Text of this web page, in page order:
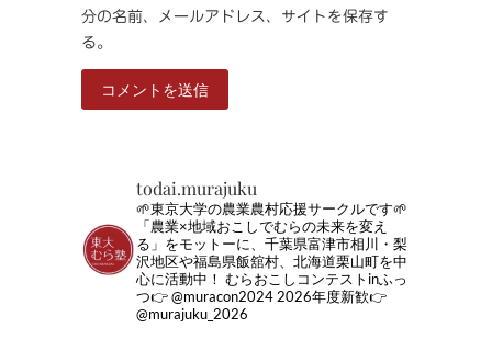
分の名前、メールアドレス、サイトを保存す
る。
todai.murajuku
🌱東京大学の農業農村応援サークルです🌱
「農業×地域おこしでむらの未来を変え
る」をモットーに、千葉県富津市相川・梨
沢地区や福島県飯舘村、北海道栗山町を中
心に活動中！ むらおこしコンテストinふっ
つ👉 @muracon20242026年度新歓👉
@murajuku_2026